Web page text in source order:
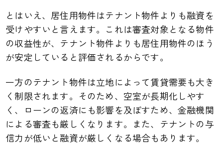
とはいえ、居住用物件はテナント物件よりも融資を
受けやすいと言えます。これは審査対象となる物件
の収益性が、テナント物件よりも居住用物件のほう
が安定していると評価されるからです。
一方のテナント物件は立地によって賃貸需要も大き
く制限されます。そのため、空室が長期化しやす
く、ローンの返済にも影響を及ぼすため、金融機関
による審査も厳しくなります。また、テナントの与
信力が低いと融資が厳しくなる場合もあります。